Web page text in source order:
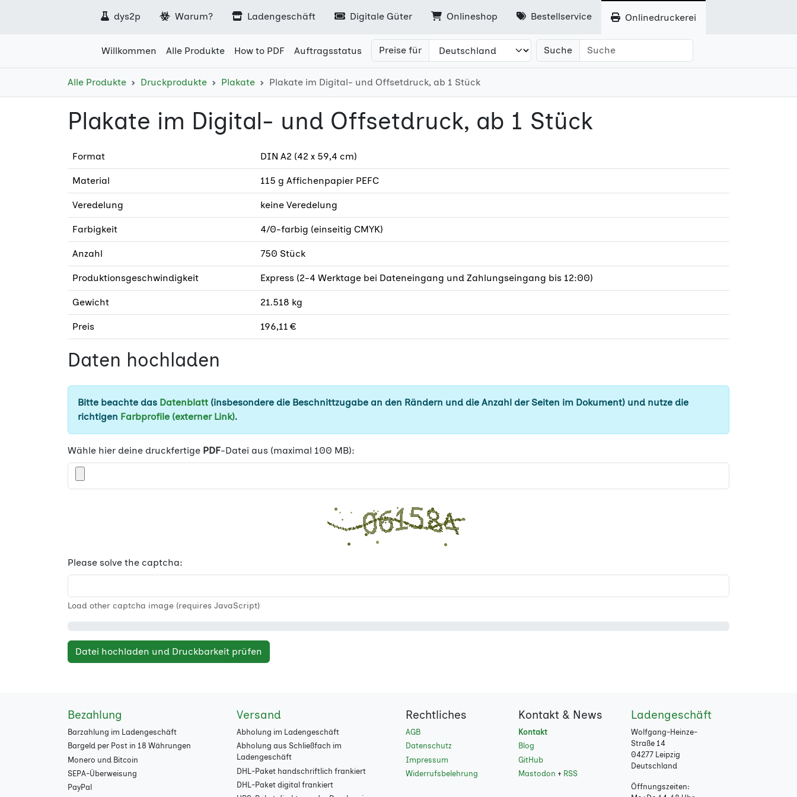
dys2p Warum? Ladengeschäft Digitale Güter Onlineshop Bestellservice Onlinedruckerei
Willkommen Alle Produkte How to PDF Auftragsstatus Preise für Suche
Alle Produkte Druckprodukte Plakate Plakate im Digital- und Offsetdruck, ab 1 Stück
Plakate im Digital- und Offsetdruck, ab 1 Stück
Format DIN A2 (42 x 59,4 cm)
Material 115 g Affichenpapier PEFC
Veredelung keine Veredelung
Farbigkeit 4/0-farbig (einseitig CMYK)
Anzahl 750 Stück
Produktionsgeschwindigkeit Express (2-4 Werktage bei Dateneingang und Zahlungseingang bis 12:00)
Gewicht 21.518 kg
Preis 196,11 €
Daten hochladen
Bitte beachte das Datenblatt (insbesondere die Beschnittzugabe an den Rändern und die Anzahl der Seiten im Dokument) und nutze die
richtigen Farbprofile (externer Link).
Wähle hier deine druckfertige PDF-Datei aus (maximal 100 MB):
Please solve the captcha:
Load other captcha image (requires JavaScript)
Datei hochladen und Druckbarkeit prüfen
Bezahlung
Barzahlung im Ladengeschäft
Bargeld per Post in 18 Währungen
Monero und Bitcoin
SEPA-Überweisung
PayPal
Versand
Abholung im Ladengeschäft
Abholung aus Schließfach im
Ladengeschäft
DHL-Paket handschriftlich frankiert
DHL-Paket digital frankiert
Rechtliches
AGB
Datenschutz
Impressum
Widerrufsbelehrung
Kontakt & News
Kontakt
Blog
GitHub
Mastodon + RSS
Ladengeschäft
Wolfgang-Heinze-
Straße 14
04277 Leipzig
Deutschland
Öffnungszeiten: